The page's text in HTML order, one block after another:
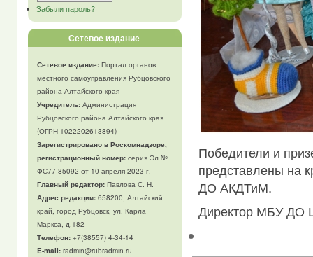
Забыли пароль?
Сетевое издание
Сетевое издание: Портал органов
местного самоуправления Рубцовского
района Алтайского края
Учредитель: Администрация
Рубцовского района Алтайского края
(ОГРН 1022202613894)
Зарегистрировано в Роскомнадзоре,
регистрационный номер: серия Эл №
ФС77-85092 от 10 апреля 2023 г.
Главный редактор: Павлова С. Н.
Адрес редакции: 658200, Алтайский
край, город Рубцовск, ул. Карла
Маркса, д.182
Телефон: +7(38557) 4-34-14
E-mail: radmin@rubradmin.ru
Победители и
представлены на
ДО АКДТиМ.
Директор МБУ ДО